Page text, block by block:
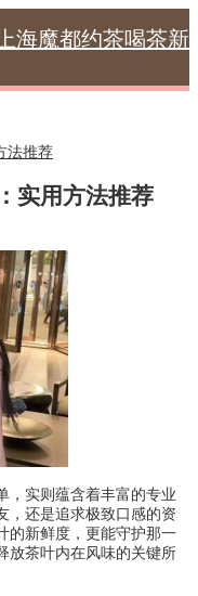
海魔都约茶喝茶新
法推荐
实用方法推荐
，实则蕴含着丰富的专业
，还是追求极致口感的资
的新鲜度，更能守护那一
放茶叶内在风味的关键所